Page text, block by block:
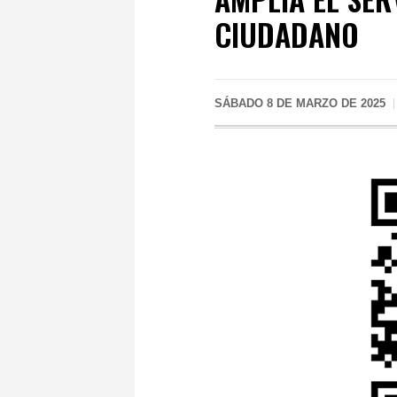
CIUDADANO
SÁBADO 8 DE MARZO DE 2025